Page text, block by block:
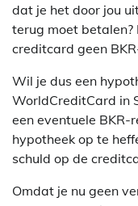
dat je het door jou
terug moet
creditcard geen
Wil je dus een
WorldCreditCard in
een eventuele
hypotheek op te
schuld op de
Omdat je nu geen